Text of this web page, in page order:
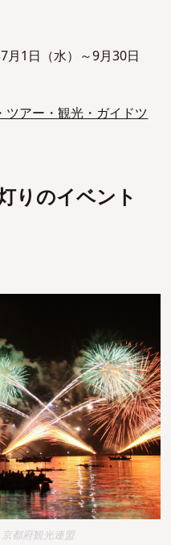
月1日（水）～9月30日
ツアー・観光・ガイドツ
りのイベント
都府観光連盟